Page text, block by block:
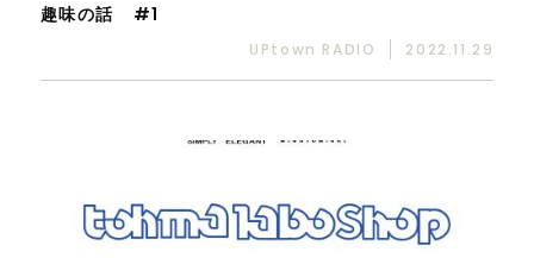
趣味の話 #1
UPtown RADIO 2022.11.29